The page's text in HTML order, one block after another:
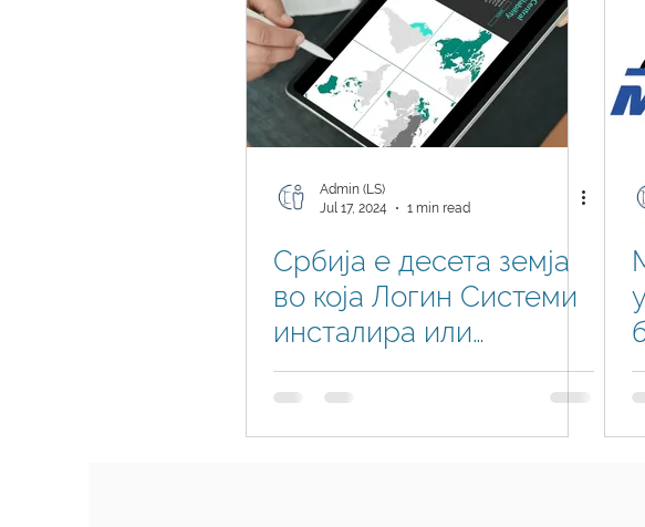
Admin (LS)
Jul 17, 2024
1 min read
Србија е десета земја
во која Логин Системи
инсталира или
опслужува Business
Central во приватниот
сектор